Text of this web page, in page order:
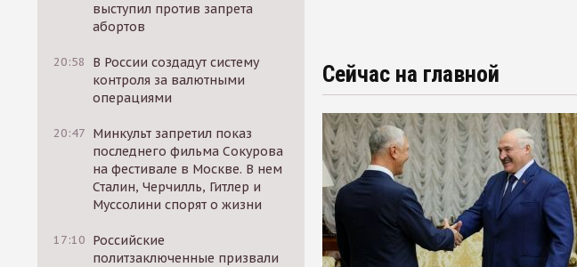
выступил против запрета
абортов
20:58
В России создадут систему
контроля за валютными
операциями
20:47 Минкульт запретил показ
последнего фильма Сокурова
на фестивале в Москве. В нем
Сталин, Черчилль, Гитлер и
Муссолини спорят о жизни
17:10 Российские
политзаключенные призвали
Сейчас на главной